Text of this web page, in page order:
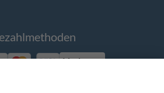
Vorkasse